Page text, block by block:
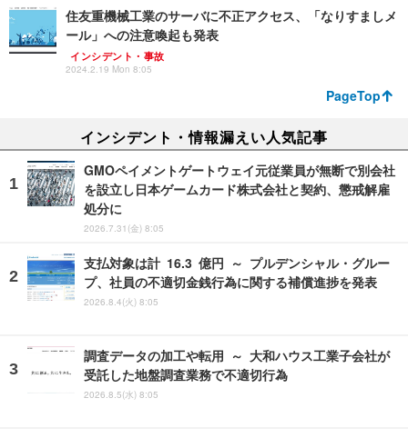
住友重機械工業のサーバに不正アクセス、「なりすましメ
ール」への注意喚起も発表
インシデント・事故
2024.2.19 Mon 8:05
PageTop
インシデント・情報漏えい人気記事
GMOペイメントゲートウェイ元従業員が無断で別会社
を設立し日本ゲームカード株式会社と契約、懲戒解雇
処分に
2026.7.31(金) 8:05
支払対象は計 16.3 億円 ～ プルデンシャル・グルー
プ、社員の不適切金銭行為に関する補償進捗を発表
2026.8.4(火) 8:05
調査データの加工や転用 ～ 大和ハウス工業子会社が
受託した地盤調査業務で不適切行為
2026.8.5(水) 8:05